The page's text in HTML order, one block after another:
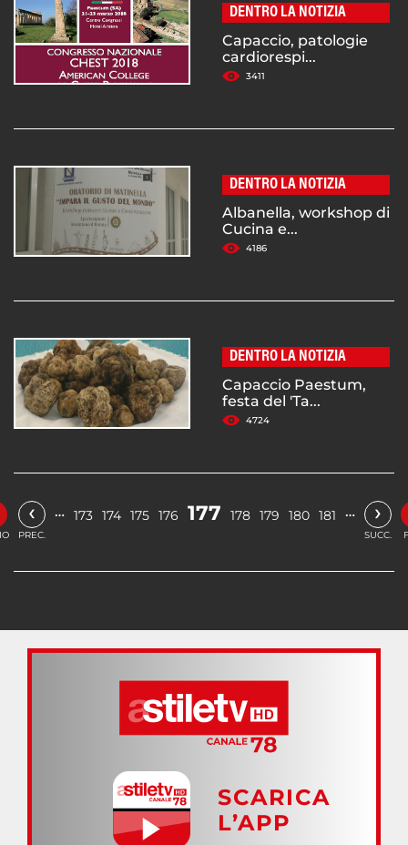
DENTRO LA NOTIZIA
Capaccio, patologie
cardiorespi...
3411
DENTRO LA NOTIZIA
Albanella, workshop di
Cucina e...
4186
DENTRO LA NOTIZIA
Capaccio Paestum,
festa del 'Ta...
4724
‹
PREC.
… 173 174 175 176 177 178 179 180 181 … ›
SUCC.
SCARICA
L’APP